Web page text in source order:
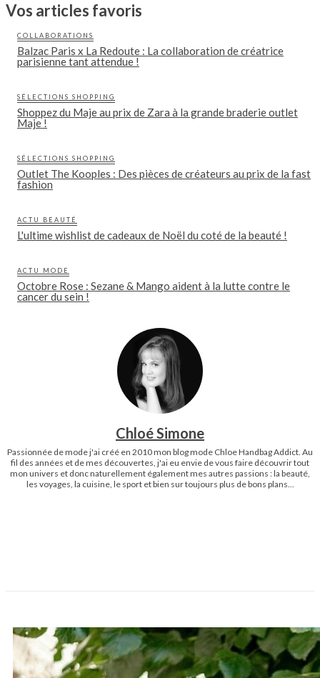
Vos articles favoris
COLLABORATIONS
Balzac Paris x La Redoute : La collaboration de créatrice
parisienne tant attendue !
SÉLECTIONS SHOPPING
Shoppez du Maje au prix de Zara à la grande braderie outlet
Maje !
SÉLECTIONS SHOPPING
Outlet The Kooples : Des pièces de créateurs au prix de la fast
fashion
ACTU BEAUTÉ
L'ultime wishlist de cadeaux de Noël du coté de la beauté !
ACTU MODE
Octobre Rose : Sezane & Mango aident à la lutte contre le
cancer du sein !
Chloé Simone
Passionnée de mode j'ai créé en 2010 mon blog mode Chloe Handbag Addict. Au
fil des années et de mes découvertes, j'ai eu envie de vous faire découvrir tout
mon univers et donc naturellement également mes autres passions : la beauté,
les voyages, la cuisine, le sport et bien sur toujours plus de bons plans...